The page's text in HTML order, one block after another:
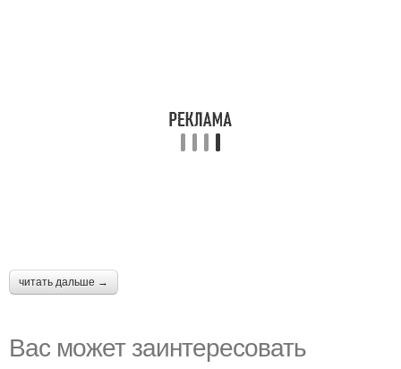
читать дальше →
Вас может заинтересовать